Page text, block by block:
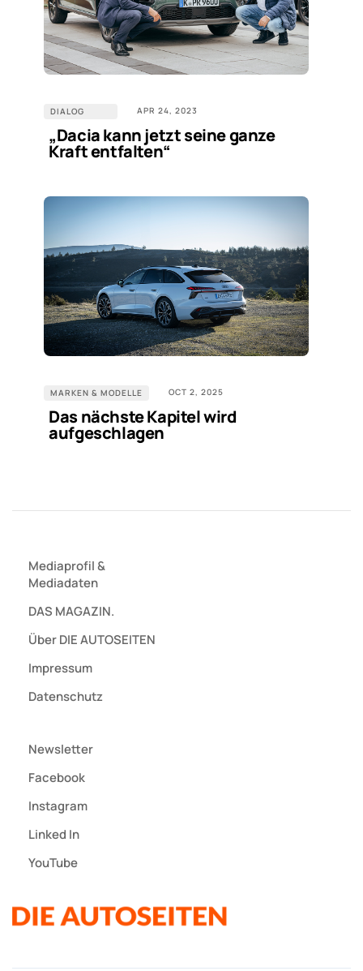
DIALOG APR 24, 2023
„Dacia kann jetzt seine ganze
Kraft entfalten“
MARKEN & MODELLE OCT 2, 2025
Das nächste Kapitel wird
aufgeschlagen
Mediaprofil&
Mediadaten
DAS MAGAZIN.
Über DIE AUTOSEITEN
Impressum
Datenschutz
Newsletter
Facebook
Instagram
Linked In
YouTube